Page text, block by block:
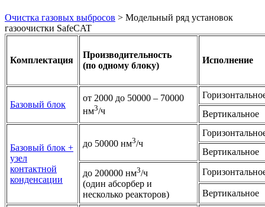
Очистка газовых выбросов > Модельный ряд установок
газоочистки SafeCAT
Комплектация
Производительность
(по одному блоку)
Исполнение
Базовый блок
от 2000 до 50000 – 70000
нм3/ч
Вертикальное
Базовый блок +
узел
контактной
конденсации
до 50000 нм3/ч
Вертикальное
до 200000 нм3/ч
(один абсорбер и
несколько реакторов)
Вертикальное